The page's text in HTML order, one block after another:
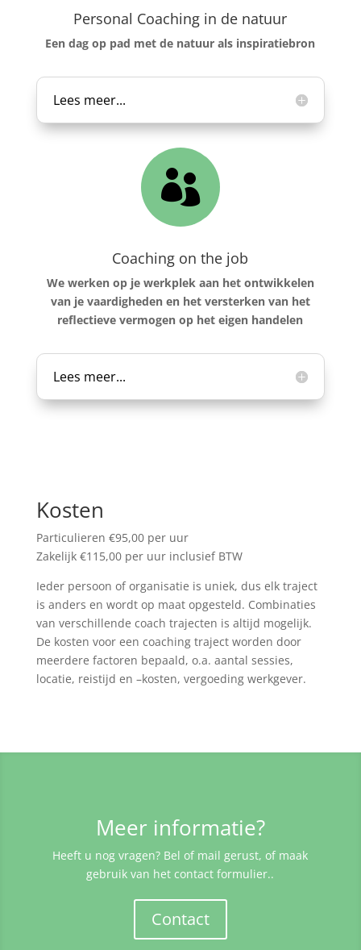
Personal Coaching in de natuur
Een dag op pad met de natuur als inspiratiebron
Lees meer...

Coaching on the job
We werken op je werkplek aan het ontwikkelen
van je vaardigheden en het versterken van het
reflectieve vermogen op het eigen handelen
Lees meer...
Kosten
Particulieren €95,00 per uur
Zakelijk €115,00 per uur inclusief BTW
Ieder persoon of organisatie is uniek, dus elk traject
is anders en wordt op maat opgesteld. Combinaties
van verschillende coach trajecten is altijd mogelijk.
De kosten voor een coaching traject worden door
meerdere factoren bepaald, o.a. aantal sessies,
locatie, reistijd en –kosten, vergoeding werkgever.
Meer informatie?
Heeft u nog vragen? Bel of mail gerust, of maak
gebruik van het contact formulier..
Contact